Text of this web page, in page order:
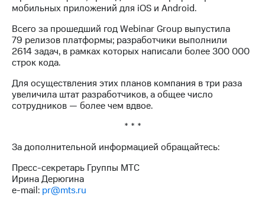
мобильных приложений для iOS и Android.
Всего за прошедший год Webinar Group выпустила
79 релизов платформы; разработчики выполнили
2614 задач, в рамках которых написали более 300 000
строк кода.
Для осуществления этих планов компания в три раза
увеличила штат разработчиков, а общее число
сотрудников — более чем вдвое.
* * *
За дополнительной информацией обращайтесь:
Пресс-секретарь Группы МТС
Ирина Дерюгина
e-mail: pr@mts.ru